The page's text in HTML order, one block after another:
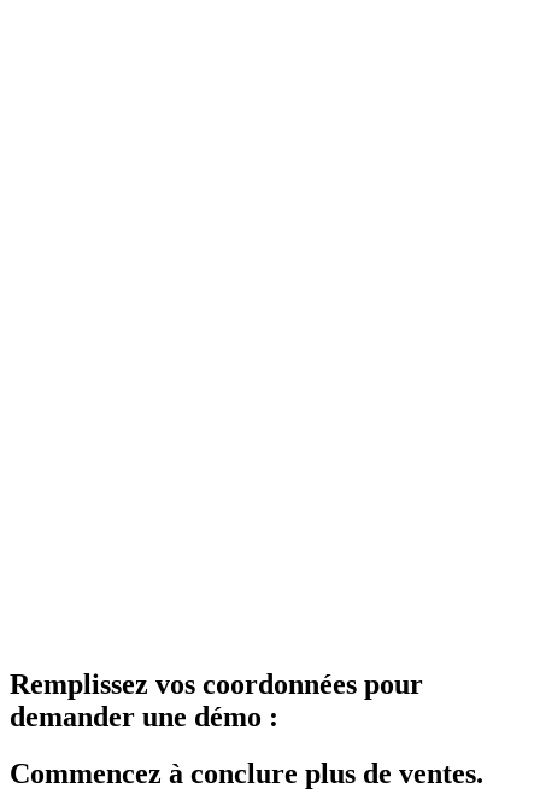
Remplissez vos coordonnées pour
demander une démo :
Commencez à conclure plus de ventes.